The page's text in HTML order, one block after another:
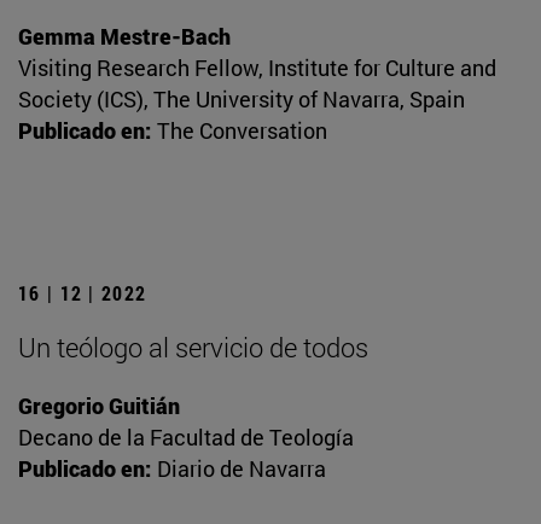
Gemma Mestre-Bach
Visiting Research Fellow, Institute for Culture and
Society (ICS), The University of Navarra, Spain
Publicado en: The Conversation
16 | 12 | 2022
Un teólogo al servicio de todos
Gregorio Guitián
Decano de la Facultad de Teología
Publicado en: Diario de Navarra